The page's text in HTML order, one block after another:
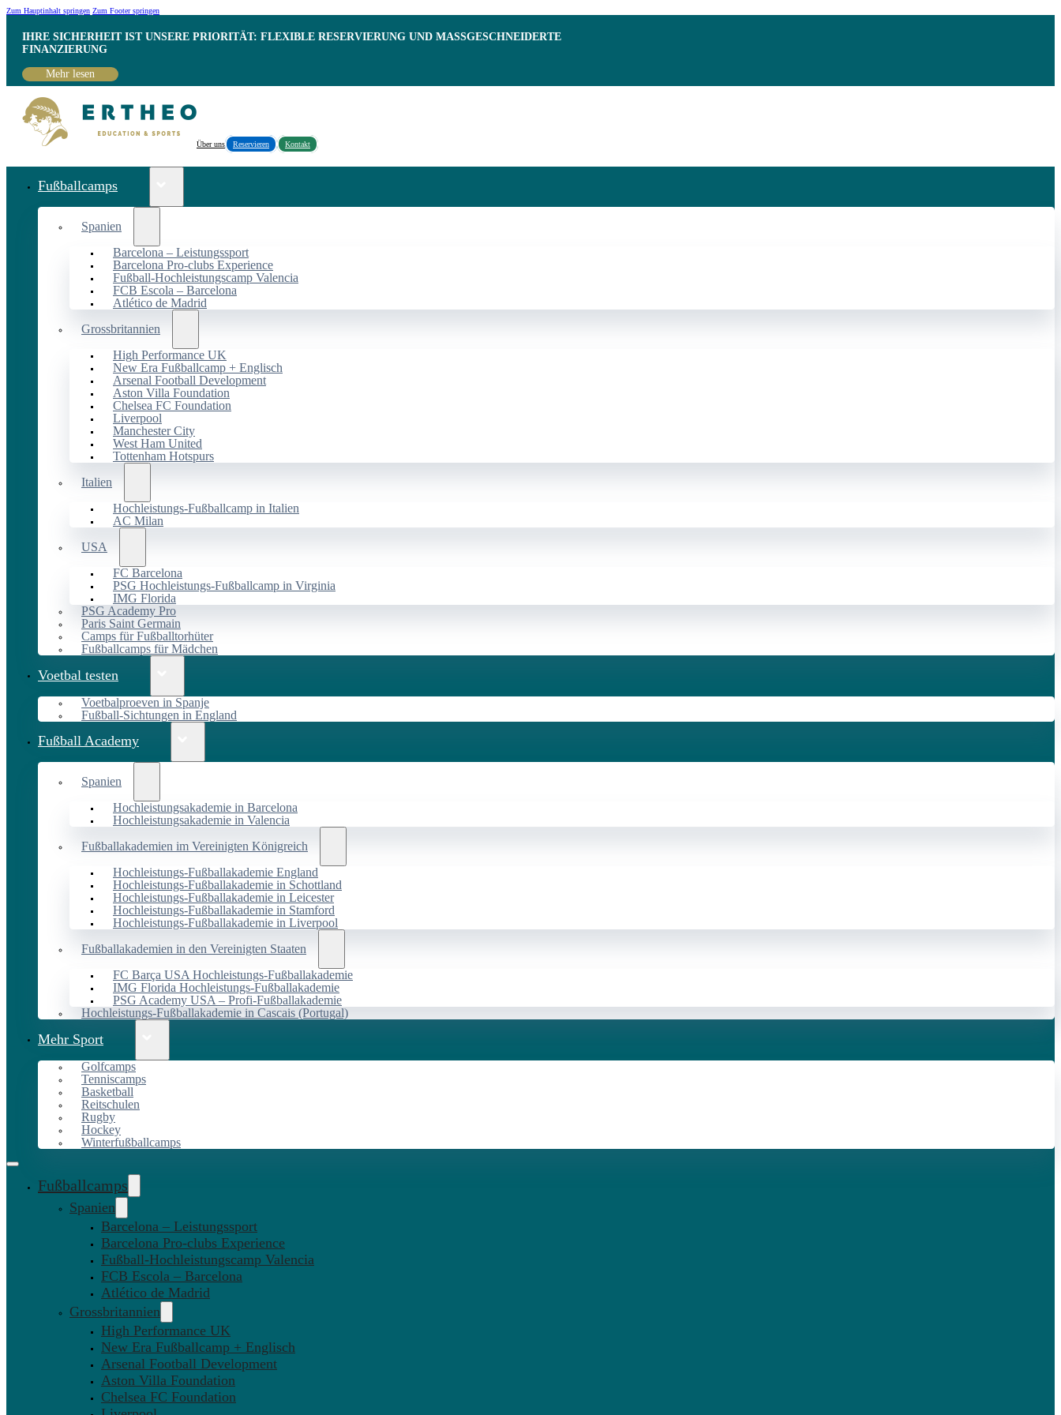
Zum Hauptinhalt springen Zum Footer springen
IHRE SICHERHEIT IST UNSERE PRIORITÄT: FLEXIBLE RESERVIERUNG UND MASSGESCHNEIDERTE F
INANZIERUNG
Mehr lesen
Über uns Reservieren Kontakt
Fußballcamps
Spanien
Barcelona – Leistungssport
Barcelona Pro-clubs Experience
Fußball-Hochleistungscamp Valencia
FCB Escola – Barcelona
Atlético de Madrid
Grossbritannien
High Performance UK
New Era Fußballcamp + Englisch
Arsenal Football Development
Aston Villa Foundation
Chelsea FC Foundation
Liverpool
Manchester City
West Ham United
Tottenham Hotspurs
Italien
Hochleistungs-Fußballcamp in Italien
AC Milan
USA
FC Barcelona
PSG Hochleistungs-Fußballcamp in Virginia
IMG Florida
PSG Academy Pro
Paris Saint Germain
Camps für Fußballtorhüter
Fußballcamps für Mädchen
Voetbal testen
Voetbalproeven in Spanje
Fußball-Sichtungen in England
Fußball Academy
Spanien
Hochleistungsakademie in Barcelona
Hochleistungsakademie in Valencia
Fußballakademien im Vereinigten Königreich
Hochleistungs-Fußballakademie England
Hochleistungs-Fußballakademie in Schottland
Hochleistungs-Fußballakademie in Leicester
Hochleistungs-Fußballakademie in Stamford
Hochleistungs-Fußballakademie in Liverpool
Fußballakademien in den Vereinigten Staaten
FC Barça USA Hochleistungs-Fußballakademie
IMG Florida Hochleistungs-Fußballakademie
PSG Academy USA – Profi-Fußballakademie
Hochleistungs-Fußballakademie in Cascais (Portugal)
Mehr Sport
Golfcamps
Tenniscamps
Basketball
Reitschulen
Rugby
Hockey
Winterfußballcamps
Fußballcamps
Spanien
Barcelona – Leistungssport
Barcelona Pro-clubs Experience
Fußball-Hochleistungscamp Valencia
FCB Escola – Barcelona
Atlético de Madrid
Grossbritannien
High Performance UK
New Era Fußballcamp + Englisch
Arsenal Football Development
Aston Villa Foundation
Chelsea FC Foundation